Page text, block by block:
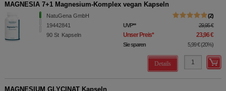
MAGNESIA 7+1 Magnesium-Komplex vegan Kapseln
NatuGena GmbH
19442841
90 St Kapseln
2
UVP** 29,95 €
Unser Preis* 23,96 €
Sie sparen 5,99 € (20%)
Details
MAGNESIUM GLYCINAT Kapseln